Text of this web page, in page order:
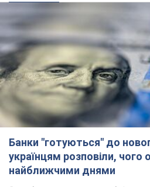
Банки "готуються" до
українцям розповіли, чого
найближчими днями